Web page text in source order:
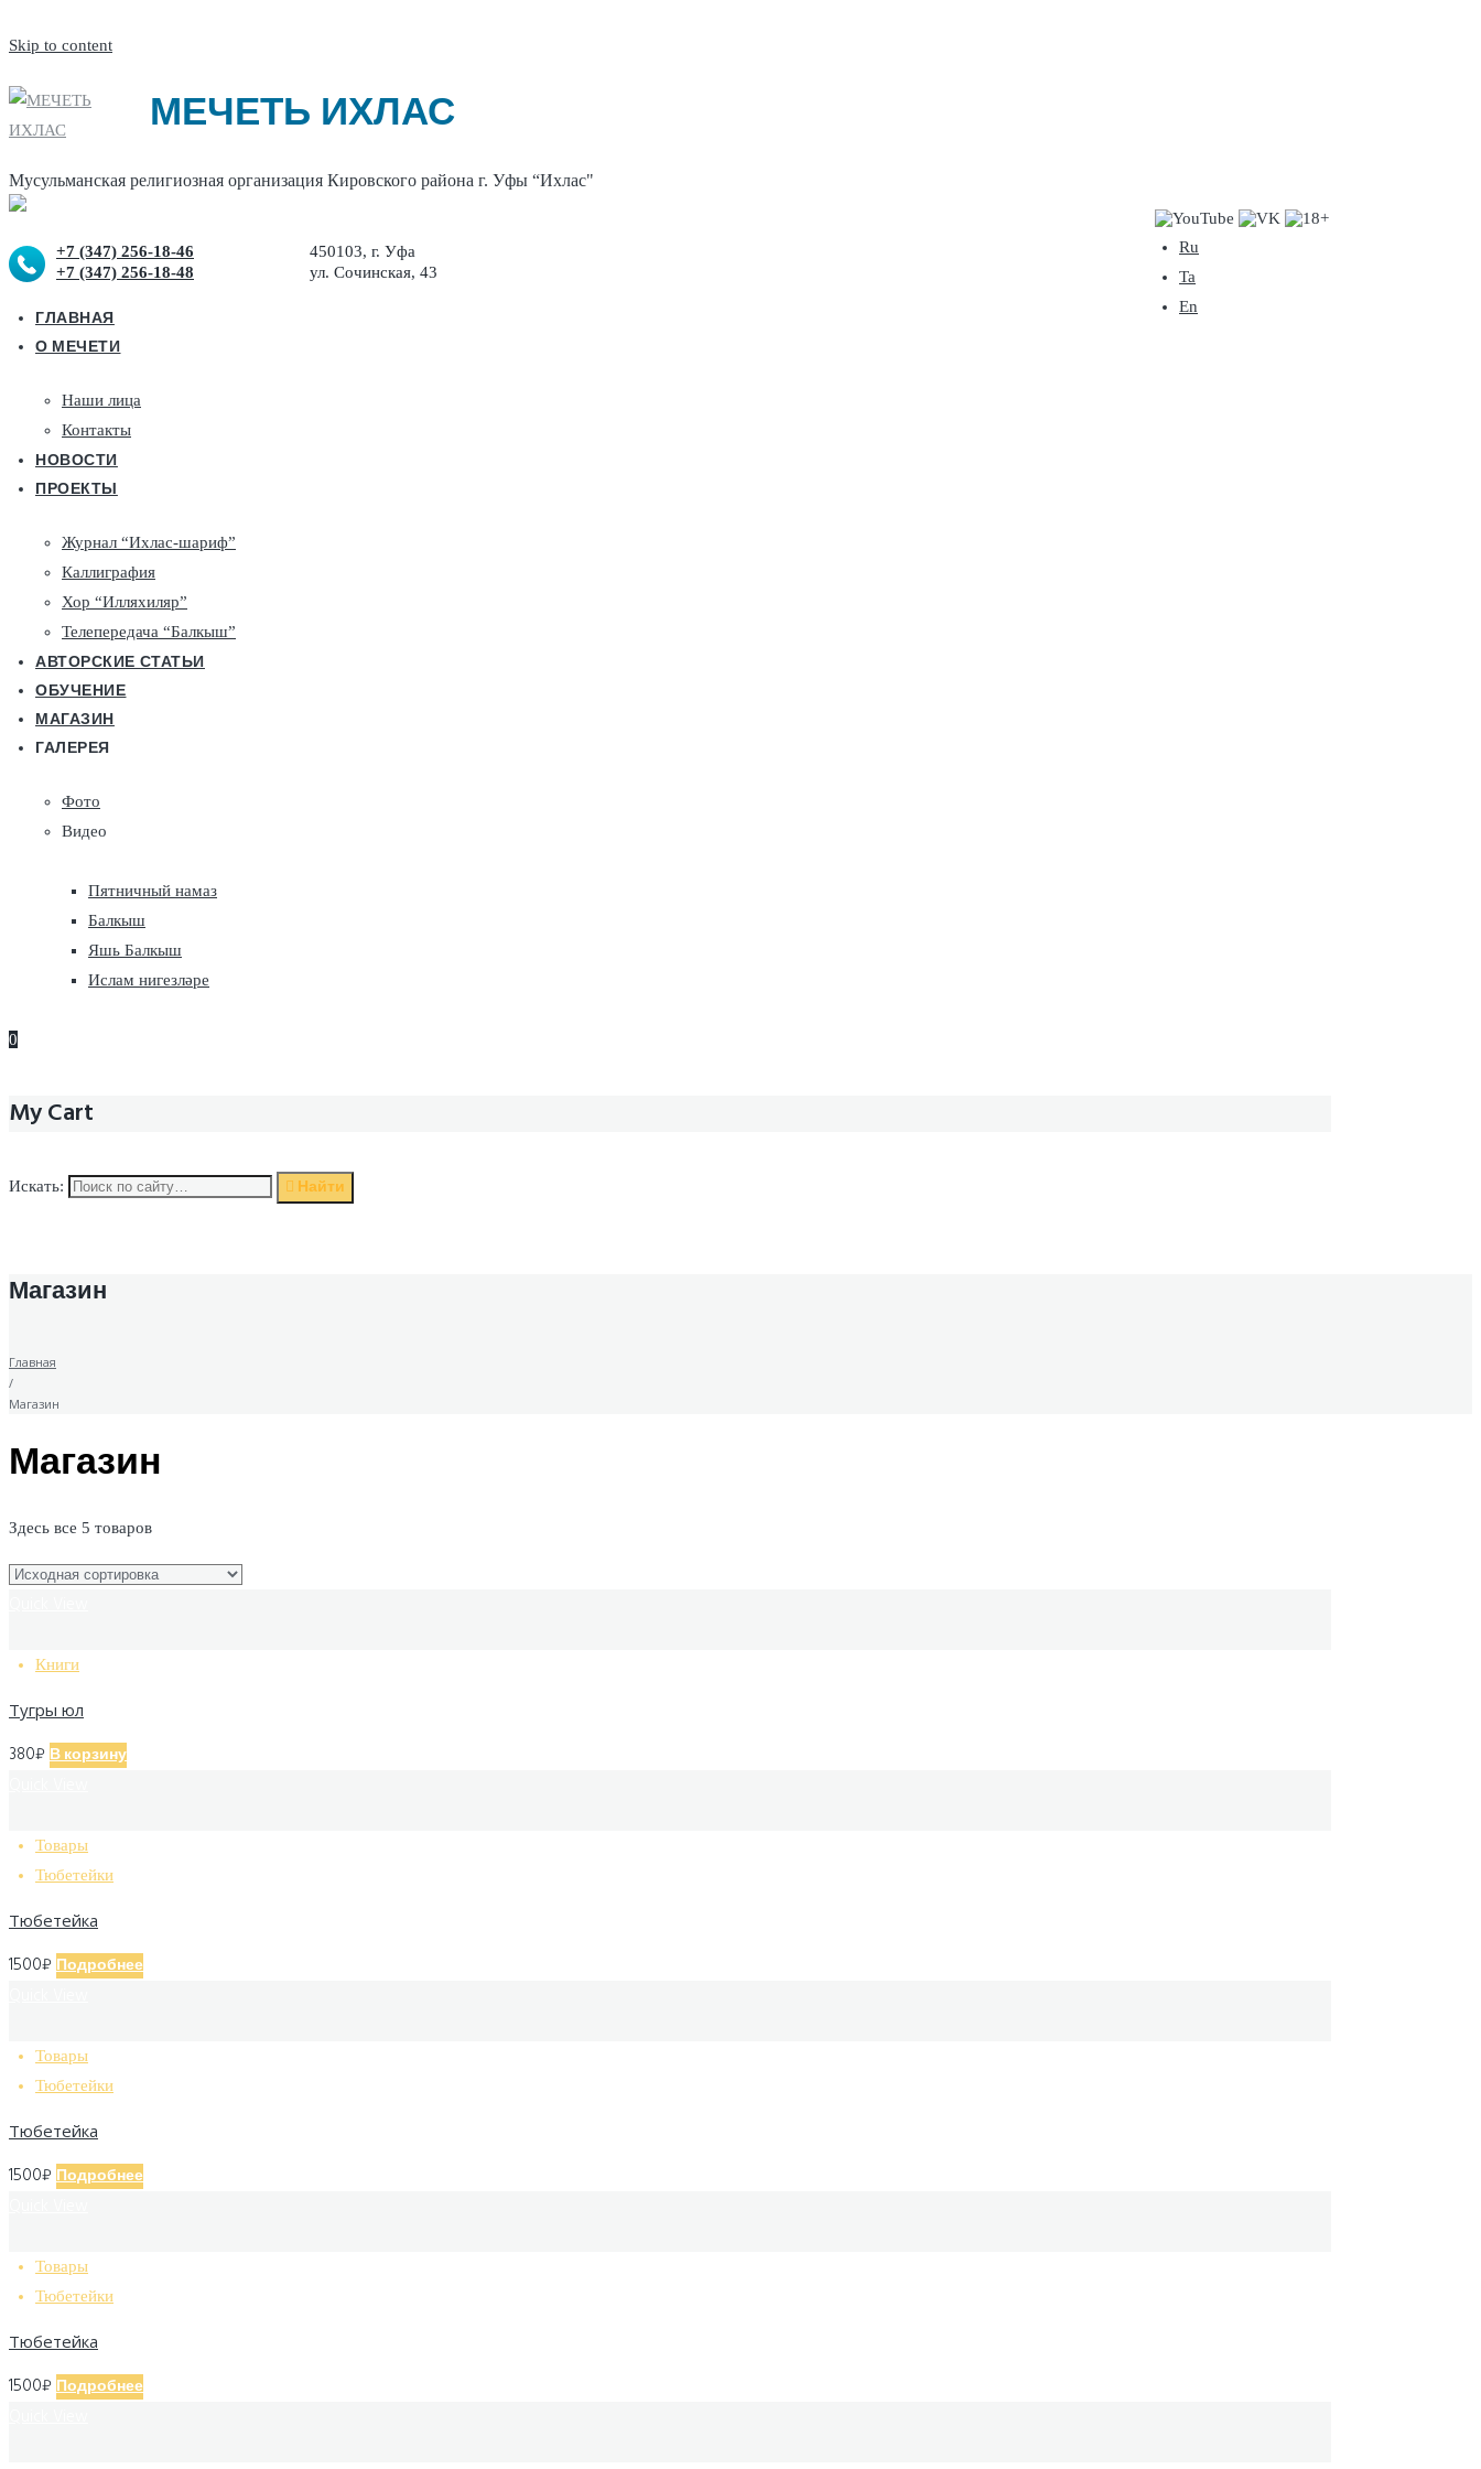
Skip to content
МЕЧЕТЬ ИХЛАС
Мусульманская религиозная организация Кировского района г. Уфы “Ихлас"
+7 (347) 256-18-46
+7 (347) 256-18-48
450103, г. Уфа
ул. Сочинская, 43
Ru
Ta
En
ГЛАВНАЯ
О МЕЧЕТИ
Наши лица
Контакты
НОВОСТИ
ПРОЕКТЫ
Журнал “Ихлас-шариф”
Каллиграфия
Хор “Илляхиляр”
Телепередача “Балкыш”
АВТОРСКИЕ СТАТЬИ
ОБУЧЕНИЕ
МАГАЗИН
ГАЛЕРЕЯ
Фото
Видео
Пятничный намаз
Балкыш
Яшь Балкыш
Ислам нигезләре
0
My Cart
Искать: Найти
Магазин
Главная
/
Магазин
Магазин
Здесь все 5 товаров
Книги
Тугры юл
380₽В корзину
Товары
Тюбетейки
Тюбетейка
1500₽Подробнее
Товары
Тюбетейки
Тюбетейка
1500₽Подробнее
Товары
Тюбетейки
Тюбетейка
1500₽Подробнее